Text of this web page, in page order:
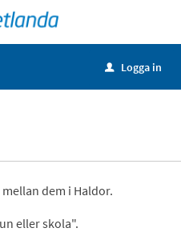
u Logga in
dem i Haldor.
eller skola".